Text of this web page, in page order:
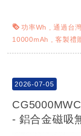
功率Wh 通過台
10000mAh
客製禮
禮贈品行動電源 網
2026-07-05
- 鋁合金磁吸